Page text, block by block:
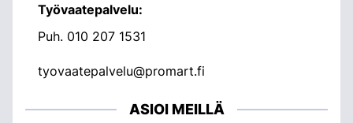
Työvaatepalvelu:
Puh. 010 207 1531
tyovaatepalvelu@promart.fi
ASIOI MEILLÄ